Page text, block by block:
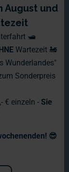
August und
🛥️
Wartezeit 🚂
Wunderlandes"
Sonderpreis
€ einzeln - Sie
😎